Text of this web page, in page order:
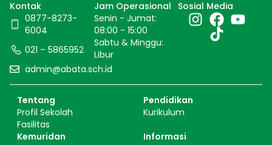
Kontak
0877-8273-
6004
021 – 5865952
admin@abata.sch.id
Jam Operasional
Senin - Jumat:
08:00 - 15:00
Sabtu & Minggu:
Libur
Sosial Media
Tentang
Profil Sekolah
Fasilitas
Pendidikan
Kurikulum
Kemuridan
Informasi